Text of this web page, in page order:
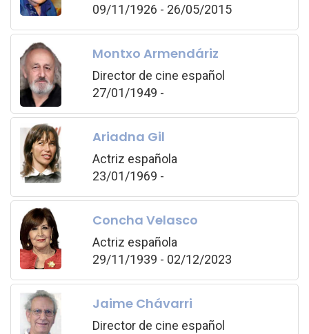
09/11/1926 - 26/05/2015
Montxo Armendáriz
Director de cine español
27/01/1949 -
Ariadna Gil
Actriz española
23/01/1969 -
Concha Velasco
Actriz española
29/11/1939 - 02/12/2023
Jaime Chávarri
Director de cine español